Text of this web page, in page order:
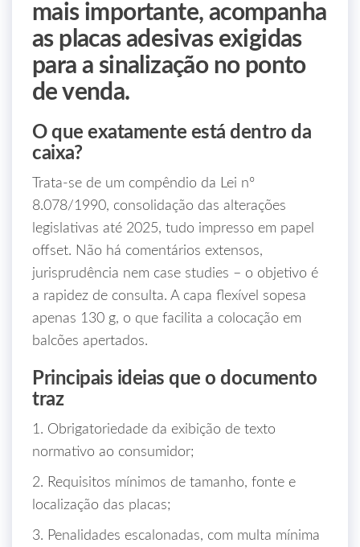
mais importante, acompanha
as placas adesivas exigidas
para a sinalização no ponto
de venda.
O que exatamente está dentro da
caixa?
Trata‑se de um compêndio da Lei nº
8.078/1990, consolidação das alterações
legislativas até 2025, tudo impresso em papel
offset. Não há comentários extensos,
jurisprudência nem case studies – o objetivo é
a rapidez de consulta. A capa flexível sopesa
apenas 130 g, o que facilita a colocação em
balcões apertados.
Principais ideias que o documento
traz
1. Obrigatoriedade da exibição de texto
normativo ao consumidor;
2. Requisitos mínimos de tamanho, fonte e
localização das placas;
3. Penalidades escalonadas, com multa mínima